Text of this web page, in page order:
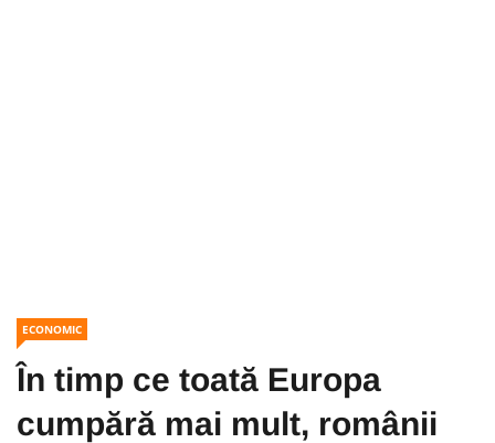
ECONOMIC
În timp ce toată Europa
cumpără mai mult, românii